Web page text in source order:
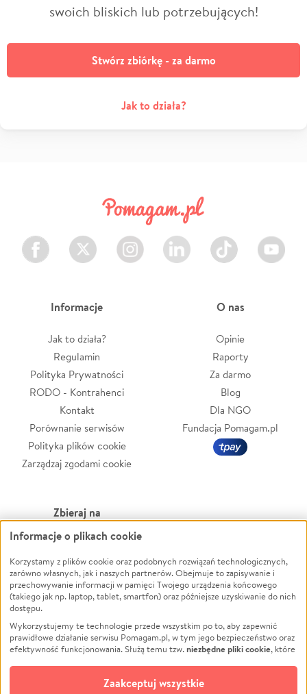
swoich bliskich lub potrzebujących!
Stwórz zbiórkę - za darmo
Jak to działa?
Facebook Twitter Instagram LinkedIn TikTok Youtube
Informacje
Jak to działa?
Regulamin
Polityka Prywatności
RODO - Kontrahenci
Kontakt
Porównanie serwisów
Polityka plików cookie
Zarządzaj zgodami cookie
O nas
Opinie
Raporty
Za darmo
Blog
Dla NGO
Fundacja Pomagam.pl
Zbieraj na
Leczenie
Zwierzęta
Pożar
Ukraina
Pomoc Finansowa
Projekty
Pogrzeb
Społeczność lokalna
Powódź
Wichura
NGO
Edukacja
Podróż
Impreza
Ochrona środowiska
Informacje o plikach cookie
Korzystamy z plików cookie oraz podobnych rozwiązań technologicznych,
zarówno własnych, jak i naszych partnerów. Obejmuje to zapisywanie i
przechowywanie informacji w pamięci Twojego urządzenia końcowego
(takiego jak np. laptop, tablet, smartfon) oraz późniejsze uzyskiwanie do nich
dostępu.
Wykorzystujemy te technologie przede wszystkim po to, aby zapewnić
prawidłowe działanie serwisu Pomagam.pl, w tym jego bezpieczeństwo oraz
efektywność funkcjonowania. Służą temu tzw.niezbędne pliki cookie, które
opcjonalnych plików cookie
technologii do celów analitycznych i retargetingowych. Możesz wyrazić
Zaakceptuj wszystkie